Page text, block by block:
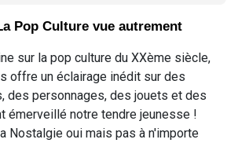
Pop Culture vue autrement
sur la pop culture du XXème siècle,
offre un éclairage inédit sur des
des personnages, des jouets et des
émerveillé notre tendre jeunesse !
Nostalgie oui mais pas à n'importe